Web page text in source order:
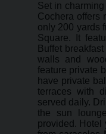
Set in
Cochera offers
only 200 yards
Square. It
Buffet
walls and
feature private
have private
terraces with
served daily.
the sun
provided. Hotel